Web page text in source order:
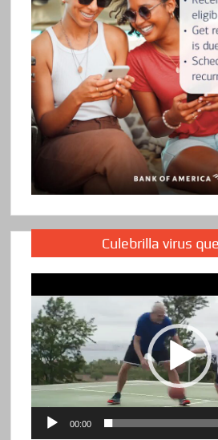
Culebrilla virus
de
vídeo
00:00